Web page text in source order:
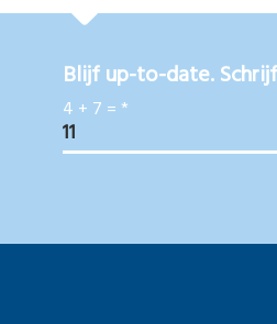
Blijf up-to-date.
4 + 7 = *